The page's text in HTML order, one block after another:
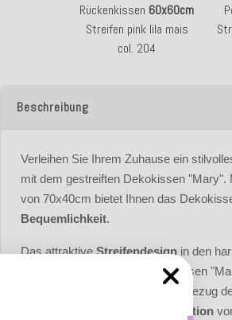
Rückenkissen 60x60cm
Streifen pink lila mais
col. 204
Beschreibung
Verleihen Sie Ihrem Zuhause ein
mit dem gestreiften Dekokissen "Mary".
von 70x40cm bietet Ihnen das
Bequemlichkeit.
Das attraktiveStreifendesign in den
Lila und Maisgelb macht das Kissen
Hingucker in jedem Raum. Der Bezug
hochwertigen Materialkombination